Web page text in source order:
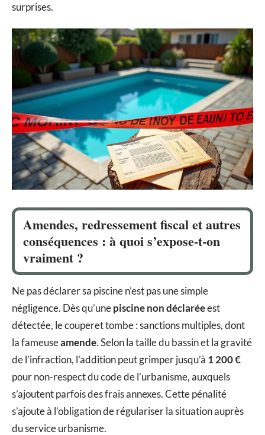
surprises.
Amendes, redressement fiscal et autres
conséquences : à quoi s’expose-t-on
vraiment ?
Ne pas déclarer sa piscine n’est pas une simple
négligence. Dès qu’unepiscine non déclaréeest
détectée, le couperet tombe : sanctions multiples, dont
la fameuseamende. Selon la taille du bassin et la gravité
de l’infraction, l’addition peut grimper jusqu’à 1 200 €
pour non-respect du code de l’urbanisme, auxquels
s’ajoutent parfois des frais annexes. Cette pénalité
s’ajoute à l’obligation de régulariser la situation auprès
du service urbanisme.